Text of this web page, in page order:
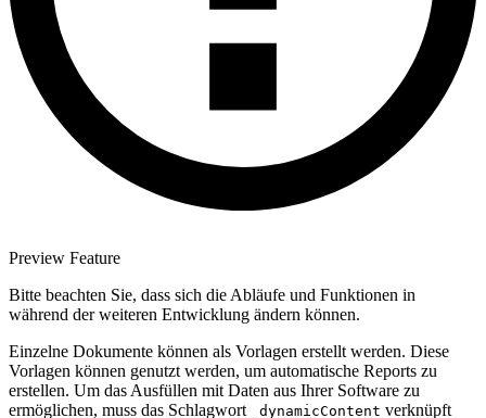
Preview Feature
Bitte beachten Sie, dass sich die Abläufe und Funktionen in
während der weiteren Entwicklung ändern können.
Einzelne Dokumente können als Vorlagen erstellt werden. Diese
Vorlagen können genutzt werden, um automatische Reports zu
erstellen. Um das Ausfüllen mit Daten aus Ihrer Software zu
ermöglichen, muss das Schlagwort
_dynamicContent verknüpft